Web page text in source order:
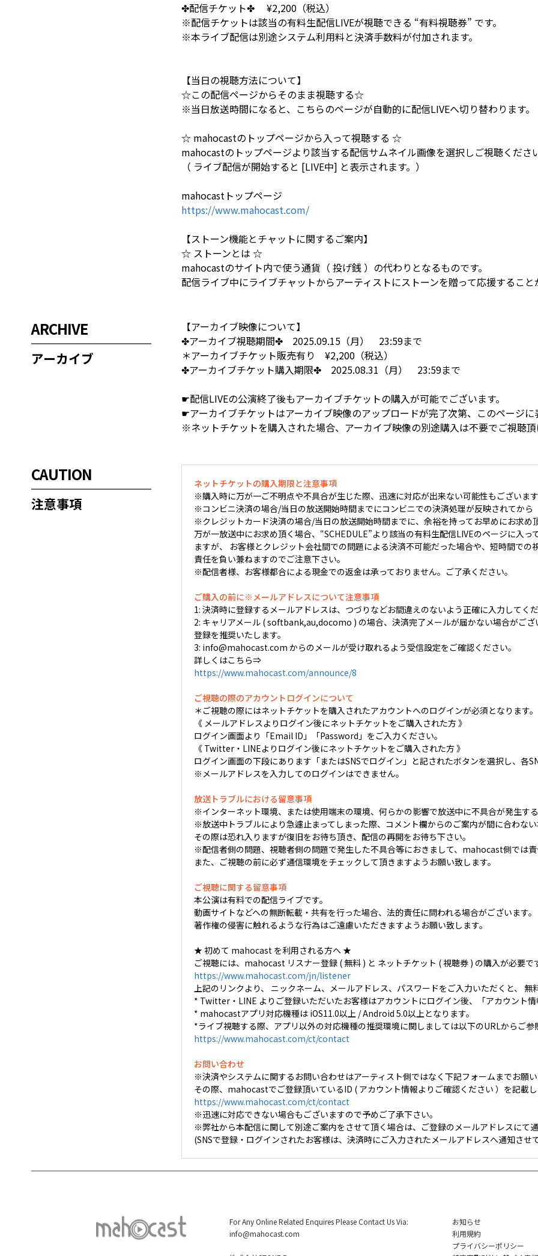
✤配信チケット✤ ¥2,200（税込）
※配信チケットは該当の有料生配信LIVEが視聴できる “有料視聴券” です。
※本ライブ配信は別途システム利用料と決済手数料が付加されます。
【当日の視聴方法について】
☆この配信ページからそのまま視聴する☆
※当日放送時間になると、こちらのページが自動的に配信LIVEへ切り替わります。
☆ mahocastのトップページから入って視聴する ☆
mahocastのトップページより該当する配信サムネイル画像を選択しご視聴くださ
（ ライブ配信が開始すると [LIVE中] と表示されます。）
mahocastトップページ
https://www.mahocast.com/
【ストーン機能とチャットに関するご案内】
☆ ストーンとは ☆
mahocastのサイト内で使う通貨（ 投げ銭 ）の代わりとなるものです。
配信ライブ中にライブチャットからアーティストにストーンを贈って応援すること
ARCHIVE
アーカイブ
【アーカイブ映像について】
✤アーカイブ視聴期間✤ 2025.09.15（月） 23:59まで
＊アーカイブチケット販売有り ¥2,200（税込）
✤アーカイブチケット購入期限✤ 2025.08.31（月） 23:59まで
☛配信LIVEの公演終了後もアーカイブチケットの購入が可能でございます。
☛アーカイブチケットはアーカイブ映像のアップロードが完了次第、このページ
※ネットチケットを購入された場合、アーカイブ映像の別途購入は不要でご視聴頂
CAUTION
注意事項
ネットチケットの購入期限と注意事項
※購入時に万が一ご不明点や不具合が生じた際、迅速に対応が出来ない可能性もございま
※コンビニ決済の場合/当日の放送開始時間までにコンビニでの決済処理が反映されてか
※クレジットカード決済の場合/当日の放送開始時間までに、余裕を持ってお早めにお求め
万が一放送中にお求め頂く場合、“SCHEDULE”より該当の有料生配信LIVEのページに入
ますが、 お客様とクレジット会社間での問題による決済不可能だった場合や、短時間で
責任を負い兼ねますのでご注意下さい。
※配信者様、お客様都合による現金での返金は承っておりません。ご了承ください。
ご購入の前に※メールアドレスについて注意事項
1: 決済時に登録するメールアドレスは、つづりなどお間違えのないよう正確に入力してく
2: キャリアメール ( softbank,au,docomo ) の場合、決済完了メールが届かない場合がご
登録を推奨いたします。
3: info@mahocast.com からのメールが受け取れるよう受信設定をご確認ください。
詳しくはこちら⇒
https://www.mahocast.com/announce/8
ご視聴の際のアカウントログインについて
＊ご視聴の際にはネットチケットを購入されたアカウントへのログインが必須となります。
《 メールアドレスよりログイン後にネットチケットをご購入された方 》
ログイン画面より「Email ID」「Password」をご入力ください。
《 Twitter・LINEよりログイン後にネットチケットをご購入された方 》
ログイン画面の下段にあります「またはSNSでログイン」と記されたボタンを選択し、各
※メールアドレスを入力してのログインはできません。
放送トラブルにおける留意事項
※インターネット環境、または使用端末の環境、何らかの影響で放送中に不具合が発生す
※放送中トラブルにより急遽止まってしまった際、コメント欄からのご案内が間に合わな
その際は恐れ入りますが復旧をお待ち頂き、配信の再開をお待ち下さい。
※配信者側の問題、視聴者側の問題で発生した不具合等におきまして、mahocast側では
また、ご視聴の前に必ず通信環境をチェックして頂きますようお願い致します。
ご視聴に関する留意事項
本公演は有料での配信ライブです。
動画サイトなどへの無断転載・共有を行った場合、法的責任に問われる場合がございます。
著作権の侵害に触れるような行為はご遠慮いただきますようお願い致します。
★ 初めて mahocast を利用される方へ ★
ご視聴には、mahocast リスナー登録 ( 無料 ) と ネットチケット ( 視聴券 ) の購入が必要で
https://www.mahocast.com/jn/listener
上記のリンクより、 ニックネーム、メールアドレス、パスワードをご入力いただくと、 無
* Twitter・LINE よりご登録いただいたお客様はアカウントにログイン後、「アカウント
* mahocastアプリ対応機種は iOS11.0以上 / Android 5.0以上となります。
*ライブ視聴する際、アプリ以外の対応機種の推奨環境に関しましては以下のURLからご参
https://www.mahocast.com/ct/contact
お問い合わせ
※決済やシステムに関するお問い合わせはアーティスト側ではなく下記フォームまでお願
その際、mahocastでご登録頂いているID ( アカウント情報よりご確認ください ）を記載
https://www.mahocast.com/ct/contact
※迅速に対応できない場合もございますので予めご了承下さい。
※弊社から本配信に関して別途ご案内をさせて頂く場合は、ご登録のメールアドレスにて
(SNSで登録・ログインされたお客様は、決済時にご入力されたメールアドレスへ通知させ
For Any Online Related Enquires Please Contact Us Via:
info@mahocast.com
お知らせ
利用規約
プライバシーポリシー